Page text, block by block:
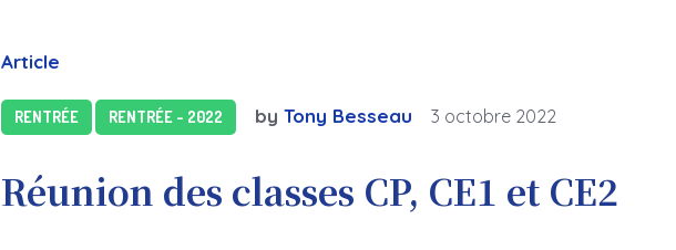
Article
RENTRÉE RENTRÉE - 2022 byTony Besseau 3 octobre 2022
Réunion des classes CP, CE1 et CE2